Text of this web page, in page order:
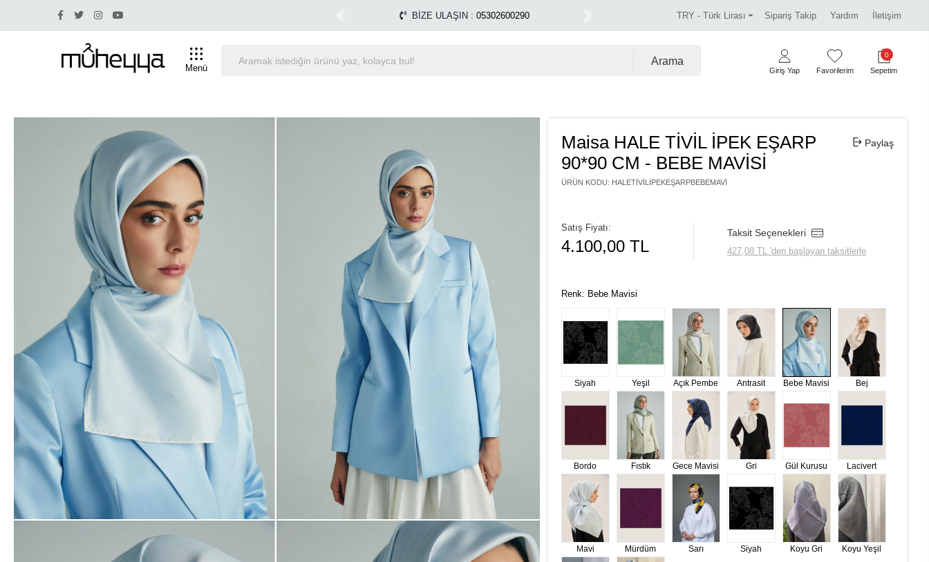
olan ürünlerde iade ve değişim yapılmamaktadır. Tüm Alışverişlerinizde Kargo Ücretsiz! Miss Dalida marka ürünlerde %30 indirim. Tüm kredi kartlarına vade
1500 TL ÜZERİ ÜCRETSİZ KARGO TRY - Türk Lirası Sipariş Takip Yardım İletişim
Menü
Arama
Giriş Yap Favorilerim
0
Sepetim
Maisa HALE TİVİL İPEK EŞARP
90*90 CM - BEBE MAVİSİ
ÜRÜN KODU: HALETIVILİPEKEŞARPBEBEMAVI
Paylaş
Satış Fiyatı:
4.100,00 TL
Taksit Seçenekleri
427,08 TL 'den başlayan taksitlerle
Renk: Bebe Mavisi
Siyah Yeşil Açık Pembe Antrasit Bebe Mavisi Bej
Bordo Fıstık Gece Mavisi Gri Gül Kurusu Lacivert
Mavi Mürdüm Sarı Siyah Koyu Gri Koyu Yeşil